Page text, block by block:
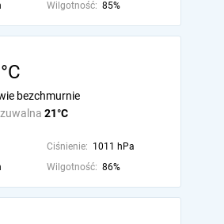
Wilgotność: 85%
21°C
bezchmurnie
Ciśnienie: 1011 hPa
Wilgotność: 86%